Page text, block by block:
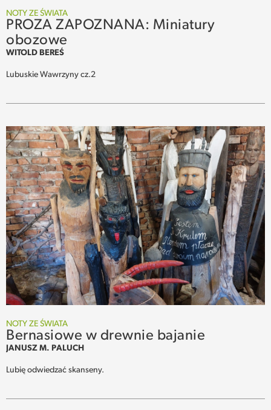
NOTY ZE ŚWIATA
PROZA ZAPOZNANA: Miniatury
obozowe
WITOLD BEREŚ
Lubuskie Wawrzyny cz.2
NOTY ZE ŚWIATA
Bernasiowe w drewnie bajanie
JANUSZ M. PALUCH
Lubię odwiedzać skanseny.